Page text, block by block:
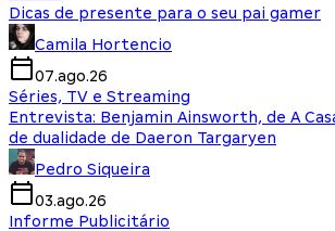
Dicas de presente para o seu pai gamer
Camila Hortencio
07.ago.26
Séries, TV e Streaming
Entrevista: Benjamin Ainsworth, de A
de dualidade de Daeron Targaryen
Pedro Siqueira
03.ago.26
Informe Publicitário